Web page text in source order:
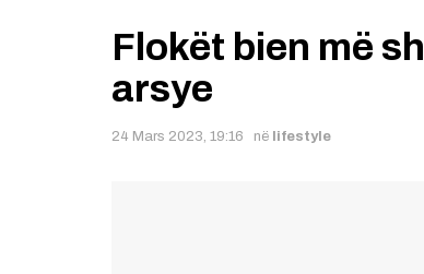
Flokët bien më
arsye
24 Mars 2023, 19:16 në lifestyle